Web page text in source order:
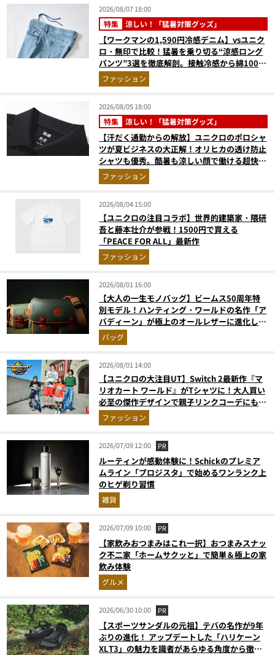
2026/08/07 18:00
特集 涼しい！「猛暑対策グッズ」
【ワークマンの1,590円冷感デニム】vsユニク
ロ・無印で比較！猛暑を乗り切る“涼感ロング
パンツ”3選を徹底解剖。接触冷感から綿100%
まで決定版
ファッション
2026/08/05 18:00
特集 涼しい！「猛暑対策グッズ」
【汗だく通勤からの解放】ユニクロのポロシャ
ツが夏ビジネスの大正解！オリヒカの透け防止
シャツも優秀。酷暑も涼しい顔で働ける超快適
ウエアの実力
ファッション
2026/08/04 15:00
【ユニクロの注目コラボ】世界的建築家・隈研
吾と藤本壮介が参戦！1500円で買える
「PEACE FOR ALL」最新作
ファッション
2026/08/01 16:00
【大人の一生モノバッグ】ビームス50周年特
別モデル！ハンティング・ワールドの名作「ア
バディーン」が極上のオールレザーに進化して
登場
バッグ
2026/08/01 14:00
【ユニクロの大注目UT】Switch 2最新作『マ
リオカート ワールド』がTシャツに！大人買い
必至の傑作デザインで親子リンクコーデにも最
適ファッション
2026/07/09 12:00 PR
ルーティンが感動体験に！Schickのプレミア
ムライン「プロジスタ」で始めるワンランク上
のヒゲ剃り習慣
雑貨
2026/07/09 10:00 PR
【家飲みおつまみはこれ一択】おつまみスナッ
ク不二家「ホームサクッと」で簡単＆極上の家
飲み体験
グルメ
2026/06/30 10:00 PR
【スポーツサンダルの元祖】テバの名作が9年
ぶりの進化！ アップデートした「ハリケーン
XLT3」の魅力を識者があらゆる角度から徹底